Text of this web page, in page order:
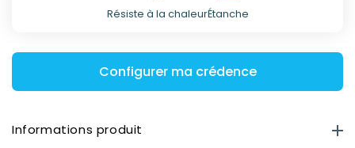
Résiste à la chaleurÉtanche
Configurer ma crédence
Informations produit